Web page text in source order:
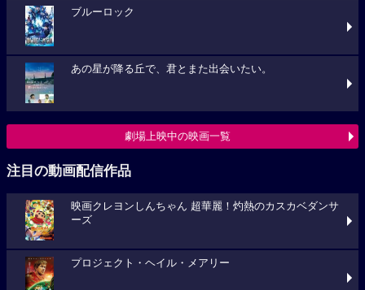
ブルーロック
あの星が降る丘で、君とまた出会いたい。
劇場上映中の映画一覧
注目の動画配信作品
映画クレヨンしんちゃん 超華麗！灼熱のカスカベダンサ
ーズ
プロジェクト・ヘイル・メアリー